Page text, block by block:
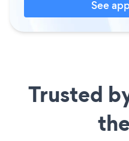
See
Trusted